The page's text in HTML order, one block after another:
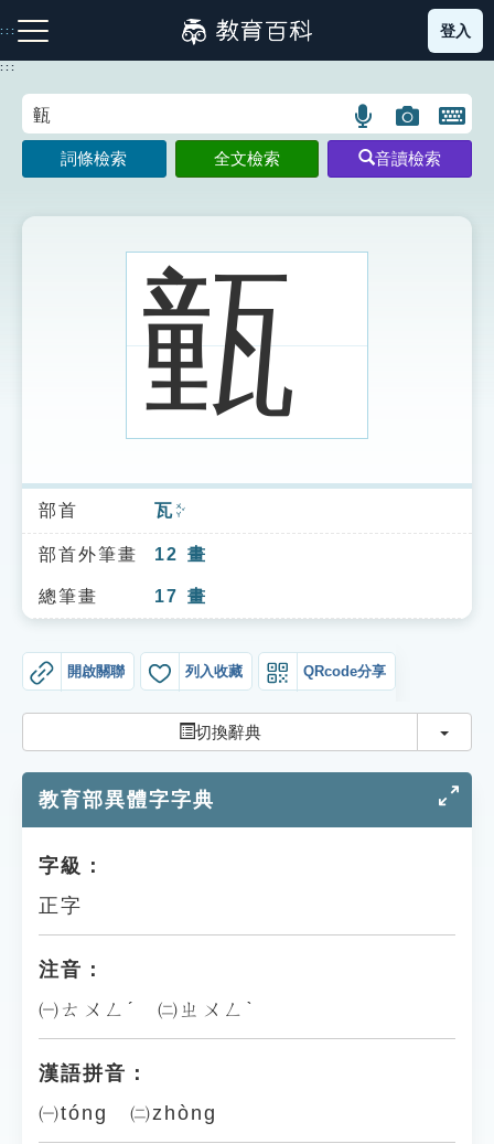
到
主
:::
注音索引圖示 筆畫索引圖示 部首索引表圖示
索引選單
知識索引
單字索引
貓頭鷹博士
登入
:::
語
言
搜
示
圖
片
搜
開
鍵
圖
詞條檢索 全文檢索 音讀檢索
㼿
部首 瓦ㄨㄚˇ
部首外筆畫 12 畫
總筆畫 17 畫
開啟關聯 列入收藏 QRcode分享
切換辭典 切換
教育部異體字字典
字級：
正字
注音：
㈠ㄊㄨㄥˊ ㈡ㄓㄨㄥˋ
漢語拼音：
㈠tóng ㈡zhòng